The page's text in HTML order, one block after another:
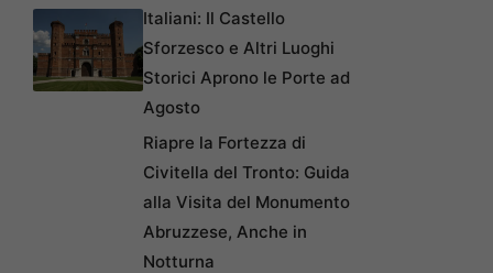
Italiani: Il Castello
Sforzesco e Altri Luoghi
Storici Aprono le Porte ad
Agosto
Riapre la Fortezza di
Civitella del Tronto: Guida
alla Visita del Monumento
Abruzzese, Anche in
Notturna